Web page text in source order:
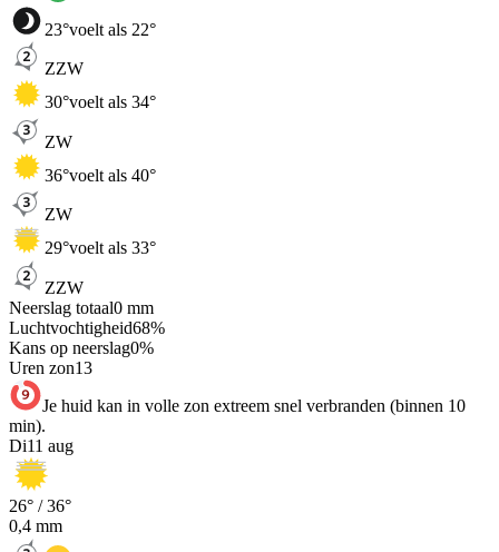
23°voelt als 22°
ZZW
30°voelt als 34°
ZW
36°voelt als 40°
ZW
29°voelt als 33°
ZZW
Neerslag totaal0 mm
Luchtvochtigheid68%
Kans op neerslag0%
Uren zon13
Je huid kan in volle zon extreem snel verbranden (binnen 10
min).
Di11 aug
26° /36°
0,4 mm